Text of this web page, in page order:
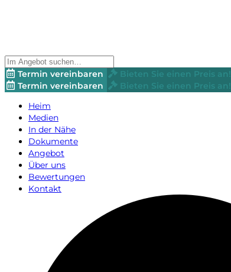
Termin vereinbaren Bieten Sie einen Preis an!
Termin vereinbaren
Bieten Sie einen Preis an!
Heim
Medien
In der Nähe
Dokumente
Angebot
Über uns
Bewertungen
Kontakt